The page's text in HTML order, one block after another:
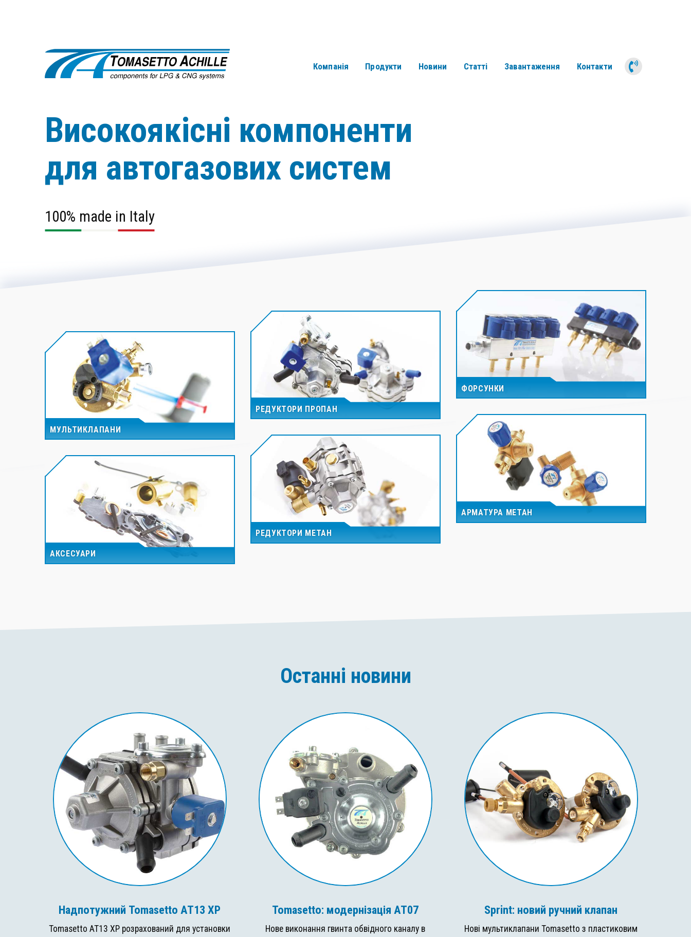
Компанія Продукти Новини Статті Завантаження Контакти
Високоякісні компоненти
для автогазових систем
100% made in Italy
МУЛЬТИКЛАПАНИ
РЕДУКТОРИ ПРОПАН
ФОРСУНКИ
АКСЕСУАРИ
РЕДУКТОРИ МЕТАН
АРМАТУРА МЕТАН
Останні новини
Надпотужний Tomasetto AT13 XP
Tomasetto AT13 XP розрахований для установки
Tomasetto: модернізація AT07
Нове виконання гвинта обвідного каналу в
Sprint: новий ручний клапан
Нові мультиклапани Tomasetto з пластиковим